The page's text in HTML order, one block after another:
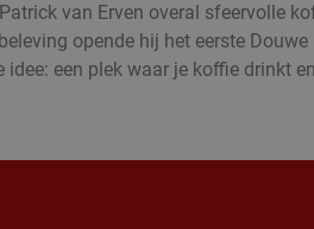
van Erven overal sfeervolle
opende hij het eerste
een plek waar je koffie drinkt